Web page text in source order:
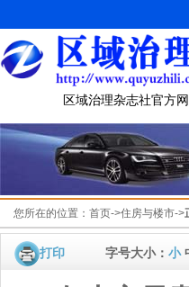
区域治理杂志社官方
您所在的位置： 首页->住房与楼市->
打印 字号大小： 小